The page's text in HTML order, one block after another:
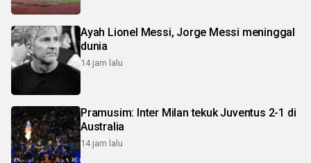
Ayah Lionel Messi, Jorge Messi meninggal
dunia
14 jam lalu
Pramusim: Inter Milan tekuk Juventus 2-1 di
Australia
14 jam lalu